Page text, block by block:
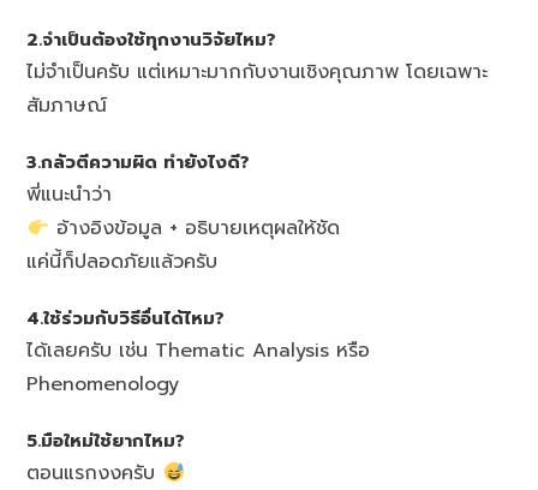
2.จำเป็นต้องใช้ทุกงานวิจัยไหม?
ไม่จำเป็นครับ แต่เหมาะมากกับงานเชิงคุณภาพ โดยเฉพาะ
สัมภาษณ์
3.กลัวตีความผิด ทำยังไงดี?
พี่แนะนำว่า
อ้างอิงข้อมูล + อธิบายเหตุผลให้ชัด
แค่นี้ก็ปลอดภัยแล้วครับ
4.ใช้ร่วมกับวิธีอื่นได้ไหม?
ได้เลยครับ เช่น Thematic Analysis หรือ
Phenomenology
5.มือใหม่ใช้ยากไหม?
ตอนแรกงงครับ